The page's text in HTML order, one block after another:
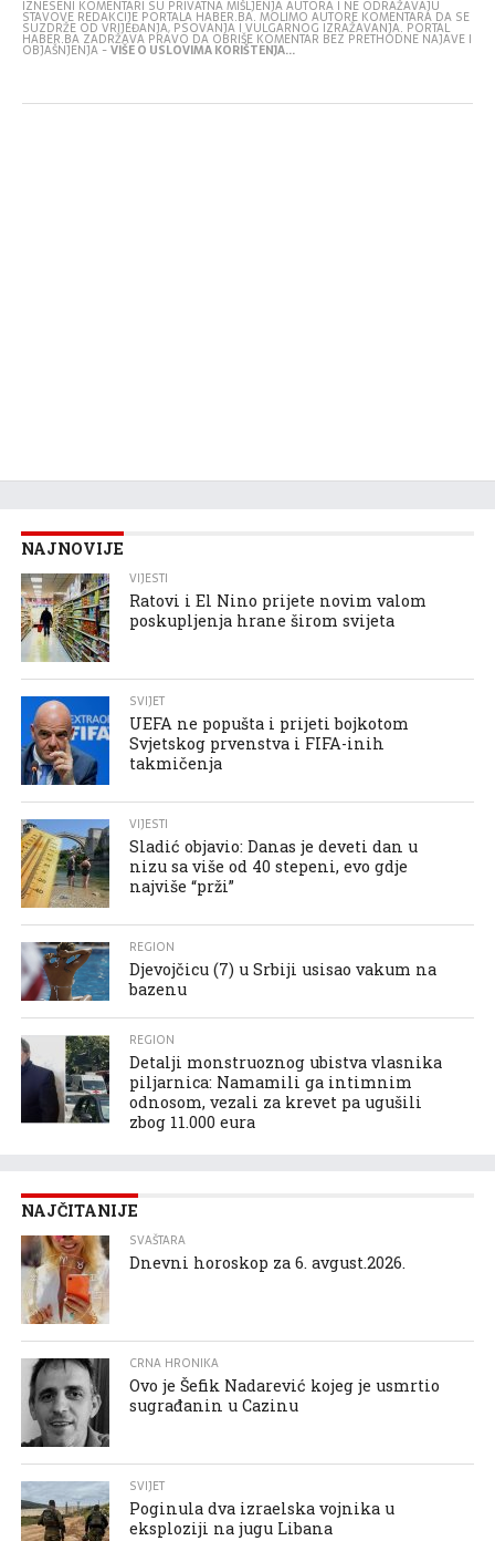
IZNESENI KOMENTARI SU PRIVATNA MIŠLJENJA AUTORA I NE ODRAŽAVAJU
STAVOVE REDAKCIJE PORTALA HABER.BA. MOLIMO AUTORE KOMENTARA DA SE
SUZDRŽE OD VRIJEĐANJA, PSOVANJA I VULGARNOG IZRAŽAVANJA. PORTAL
HABER.BA ZADRŽAVA PRAVO DA OBRIŠE KOMENTAR BEZ PRETHODNE NAJAVE I
OBJAŠNJENJA -VIŠE O USLOVIMA KORIŠTENJA...
NAJNOVIJE
VIJESTI
Ratovi i El Nino prijete novim valom
poskupljenja hrane širom svijeta
SVIJET
UEFA ne popušta i prijeti bojkotom
Svjetskog prvenstva i FIFA-inih
takmičenja
VIJESTI
Sladić objavio: Danas je deveti dan u
nizu sa više od 40 stepeni, evo gdje
najviše “prži”
REGION
Djevojčicu (7) u Srbiji usisao vakum na
bazenu
REGION
Detalji monstruoznog ubistva vlasnika
piljarnica: Namamili ga intimnim
odnosom, vezali za krevet pa ugušili
zbog 11.000 eura
NAJČITANIJE
SVAŠTARA
Dnevni horoskop za 6. avgust.2026.
CRNA HRONIKA
Ovo je Šefik Nadarević kojeg je usmrtio
sugrađanin u Cazinu
SVIJET
Poginula dva izraelska vojnika u
eksploziji na jugu Libana